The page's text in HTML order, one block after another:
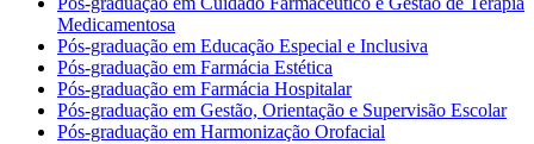
Medicamentosa
Pós-graduação em Educação Especial e Inclusiva
Pós-graduação em Farmácia Estética
Pós-graduação em Farmácia Hospitalar
Pós-graduação em Gestão, Orientação e Supervisão Escolar
Pós-graduação em Harmonização Orofacial